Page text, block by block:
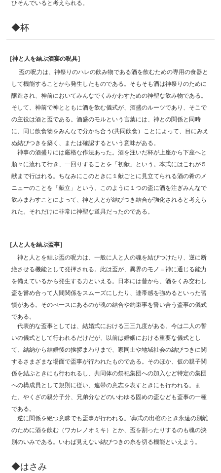
ひそんでいると考えられる。
◆杯
［神と人を結ぶ酒宴の呪具］
盃の呪力は、神祭りのハレの飲み物である酒を飲むための専用の食器と
して機能することから発生したものである。そもそも酒は神祭りのために
醸造され、神前においてみんなでくみかわすための神聖な飲み物である。
そして、神前で神とともに酒を飲む儀式が、酒盛のルーツであり、そこで
の主役は酒と盃である。酒盛のモルという言葉には、神との関係と同時
に、同じ飲食物をみんなで分かち合う(共同飲食）ことによって、目にみえ
ぬ結びつきを築く、または確認するという意味がある。
神事の酒盛りには厳格な作法あった。酒を注いだ杯が上座から下座へと
順々に流れて行き、一回りすることを「初献」という。本式にはこれが５
献まで行はれる。ちなみにこのときに１献ごとに見立てられる酒の肴のメ
ニューのことを「献立」という。このように１つの盃に酒を注ぎみんなで
飲みまわすことによって、神と人とが結びつき結合が強化されると考えら
れた。それだけに非常に神聖な道具だったのである。
［人と人を結ぶ盃事］
神と人とを結ぶ盃の呪力は、一般に人と人の魂を結びつけたり、逆に断
絶させる機能として発揮される。此は盃が、異界のモノ＝神に通じる能力
を備えているから発生する力といえる。日本には昔から、酒をくみ交わし
盃を嘗め合って人間関係をスムーズにしたり、連帯感を強めるといった習
慣がある。そのべ一スにあるのが魂の結合や約束事を誓い合う盃事の儀式
である。
代表的な盃事としては、結婚式における三三九度がある。今は二人の誓
いの儀式として行われるだけだが、以前は婚姻における重要な儀式とし
て、結納から結婚後の挨拶まわりまで、家同士や地域社会の結びつきに関
するさまざまな場面で盃事が行われたものである。そのほか、仮の親子関
係を結ぶときにも行われるし、共同体の祭祀集団への加入など特定の集団
への構成員として規則に従い、連帯の意志を表すときにも行われる。ま
た、やくざの親分子分、兄弟分などのいわゆる固めの盃なども盃事の一種
である。
逆に関係を絶つ意昧でも盃事が行われる。’葬式の出棺のとき永遠の別離
のために酒を飲む（ワカレノオミキ）とか、盃を割ったりするのも魂の決
別のいみである。いわば見えない結びつきの糸を切る機能といえよう。
◆はさみ